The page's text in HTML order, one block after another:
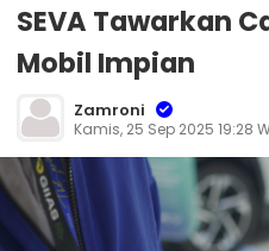
SEVA Tawarkan
Mobil Impian
Zamroni
Kamis, 25 Sep 2025 19:28